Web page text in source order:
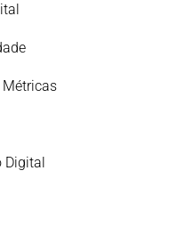
Métricas
Digital